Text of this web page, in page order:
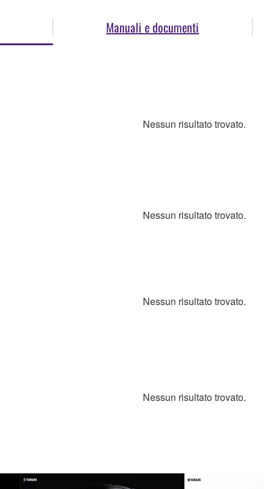
Manuali e documenti
Nessun risultato trovato.
Nessun risultato trovato.
Nessun risultato trovato.
Nessun risultato trovato.